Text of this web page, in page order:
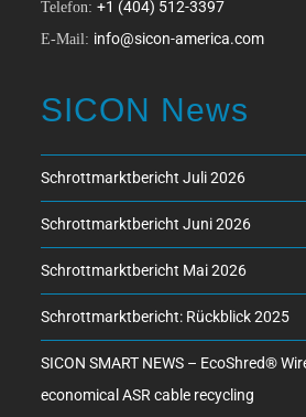
Telefon:+1 (404) 512-3397
E-Mail: info@sicon-america.com
SICON News
Schrottmarktbericht Juli 2026
Schrottmarktbericht Juni 2026
Schrottmarktbericht Mai 2026
Schrottmarktbericht: Rückblick 2025
SICON SMART NEWS – EcoShred®
economical ASR cable recycling